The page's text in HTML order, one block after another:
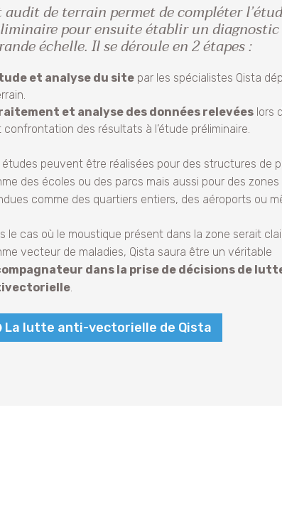
audit de terrain permet de compléter
pour ensuite établir un
échelle. Il se déroule en 2 étapes :
et analyse du site par les spécialistes Qista
et analyse des données relevées lors
confrontation des résultats à l’étude préliminaire.
études peuvent être réalisées pour des structures de
des écoles ou des parcs mais aussi pour des zones
comme des quartiers entiers, des aéroports ou
le cas où le moustique présent dans la zone serait
vecteur de maladies, Qista saura être un véritable
dans la prise de décisions de
.
La lutte anti-vectorielle de Qista